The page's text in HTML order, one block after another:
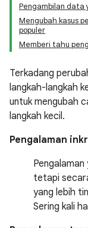
Pengambilan data
Mengubah kasus
populer
Memberi tahu
Terkadang
langkah-langkah
untuk mengubah
langkah kecil.
Pengalaman
tetapi
yang lebih
Sering kali